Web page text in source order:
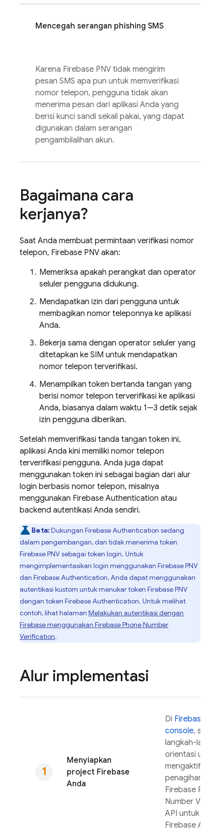
Mencegah serangan phishing SMS
Karena Firebase PNV tidak mengirim
pesan SMS apa pun untuk memverifikasi
nomor telepon, pengguna tidak akan
menerima pesan dari aplikasi Anda yang
berisi kunci sandi sekali pakai, yang dapat
digunakan dalam serangan
pengambilalihan akun.
Bagaimana cara
kerjanya?
Saat Anda membuat permintaan verifikasi nomor
telepon, Firebase PNV akan:
Memeriksa apakah perangkat dan operator
seluler pengguna didukung.
Mendapatkan izin dari pengguna untuk
membagikan nomor teleponnya ke aplikasi
Anda.
Bekerja sama dengan operator seluler yang
ditetapkan ke SIM untuk mendapatkan
nomor telepon terverifikasi.
Menampilkan token bertanda tangan yang
berisi nomor telepon terverifikasi ke aplikasi
Anda, biasanya dalam waktu 1—3 detik sejak
izin pengguna diberikan.
Setelah memverifikasi tanda tangan token ini,
aplikasi Anda kini memiliki nomor telepon
terverifikasi pengguna. Anda juga dapat
menggunakan token ini sebagai bagian dari alur
login berbasis nomor telepon, misalnya
menggunakan Firebase Authentication atau
backend autentikasi Anda sendiri.
Beta:DukunganFirebase Authentication sedang
dalam pengembangan, dan tidak menerima token
Firebase PNVsebagai token login. Untuk
mengimplementasikan login menggunakan Firebase PNV
dan Firebase Authentication, Anda dapat menggunakan
autentikasi kustom untuk menukar token Firebase PNV
dengan token Firebase Authentication. Untuk melihat
contoh, lihat halaman Melakukan autentikasi dengan
Firebase menggunakan Firebase Phone Number
Verification.
Alur implementasi
Menyiapkan
project Firebase
Anda
Di Firebase
console,
langkah-
orientasi untuk
mengaktifkan
penagihan dan
Firebase
Number
API untuk
Firebase Anda.